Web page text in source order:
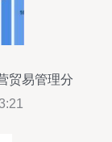
贸易管理分